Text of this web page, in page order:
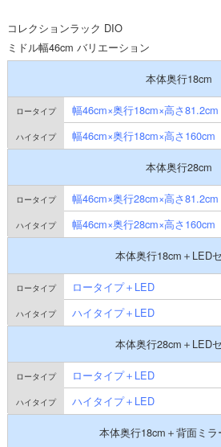
コレクションラック DIO
ミドル幅46cm バリエーション
本体奥行18cm
幅46cm×奥行18cm×高さ81.2cm
幅46cm×奥行18cm×高さ160cm
本体奥行28cm
幅46cm×奥行28cm×高さ81.2cm
幅46cm×奥行28cm×高さ160cm
本体奥行18cm＋LED
ロータイプ＋LED
ハイタイプ＋LED
本体奥行28cm＋LED
ロータイプ＋LED
ハイタイプ＋LED
本体奥行18cm＋背面ミラ